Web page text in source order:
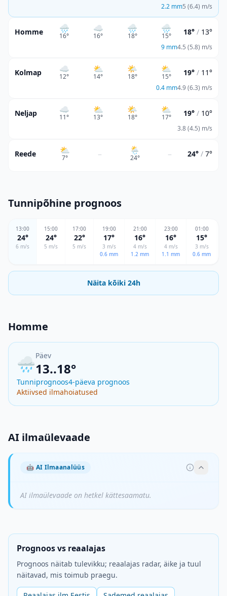
2.2 mm5 (6.4) m/s
Homme 🌧️
16°
☁️
16°
🌧️
18°
🌧️
15° 18° / 13°
9 mm4.5 (5.8) m/s
Kolmap ☁️
12°
⛅
14°
🌤️
18°
⛅
15° 19° / 11°
0.4 mm4.9 (6.3) m/s
Neljap ☁️
11°
⛅
13°
🌤️
18°
⛅
17° 19° / 10°
3.8 (4.5) m/s
Reede ⛅
7° – 🌦
24° – 24° / 7°
Tunnipõhine prognoos
13:00
24°
6 m/s
15:00
24°
5 m/s
17:00
22°
5 m/s
19:00
17°
3 m/s
0.6 mm
21:00
16°
4m/s
1.2 mm
23:00
16°
4m/s
1.1 mm
01:00
15°
3 m/s
0.6 mm
Näita kõiki 24h
Homme
🌧️Päev
13..18°
Tunniprognoos4-päeva prognoos
Aktiivsed ilmahoiatused
AI ilmaülevaade
🤖 AI Ilmaanalüüs
AI ilmaülevaade on hetkel kättesaamatu.
Prognoos vs reaalajas
Prognoos näitab tulevikku; reaalajas radar, äike ja tuul
näitavad, mis toimub praegu.